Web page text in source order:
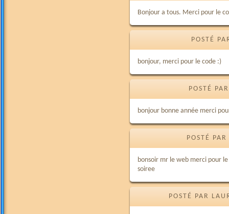
Bonjour a tous. Merci pour le
POSTÉ
bonjour, merci pour le code :)
POSTÉ
bonjour bonne année merci
POSTÉ
bonsoir mr le web merci pour
soiree
POSTÉ PAR